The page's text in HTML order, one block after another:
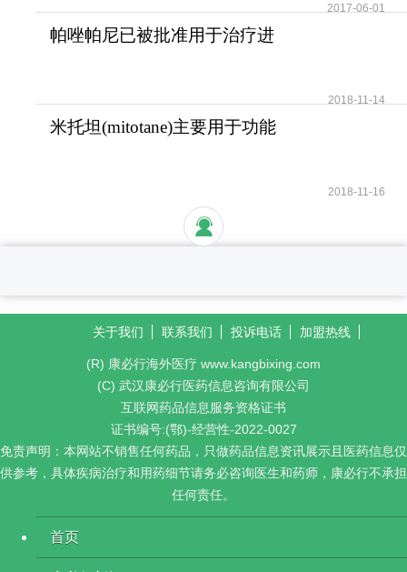
2017-06-01
帕唑帕尼已被批准用于治疗进
2018-11-14
米托坦(mitotane)主要用于功能
2018-11-16
关于我们 联系我们 投诉电话 加盟热线
(R) 康必行海外医疗 www.kangbixing.com
(C) 武汉康必行医药信息咨询有限公司
互联网药品信息服务资格证书
证书编号:(鄂)-经营性-2022-0027
免责声明：本网站不销售任何药品，只做药品信息资讯展示且医药信息仅
供参考，具体疾病治疗和用药细节请务必咨询医生和药师，康必行不承担
任何责任。
首页